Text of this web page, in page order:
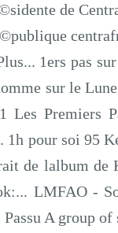
de
1ers pas
sur le
Les Premiers
1h pour soi 95
de lalbum
LMFAO -
Passu A group